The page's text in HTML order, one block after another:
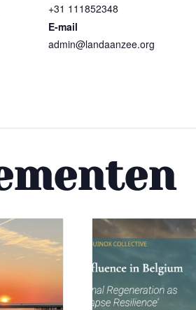
+31 111852348
E-mail
admin@landaanzee.org